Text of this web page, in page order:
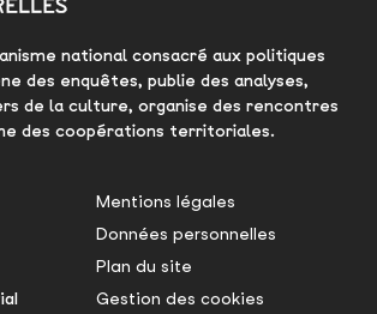
national consacré aux politiques
des enquêtes, publie des analyses,
de la culture, organise des rencontres
des coopérations territoriales.
Mentions légales
Données personnelles
Plan du site
Gestion des cookies